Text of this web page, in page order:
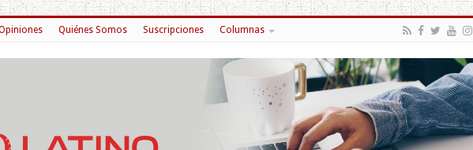
Quiénes Somos Suscripciones Columnas